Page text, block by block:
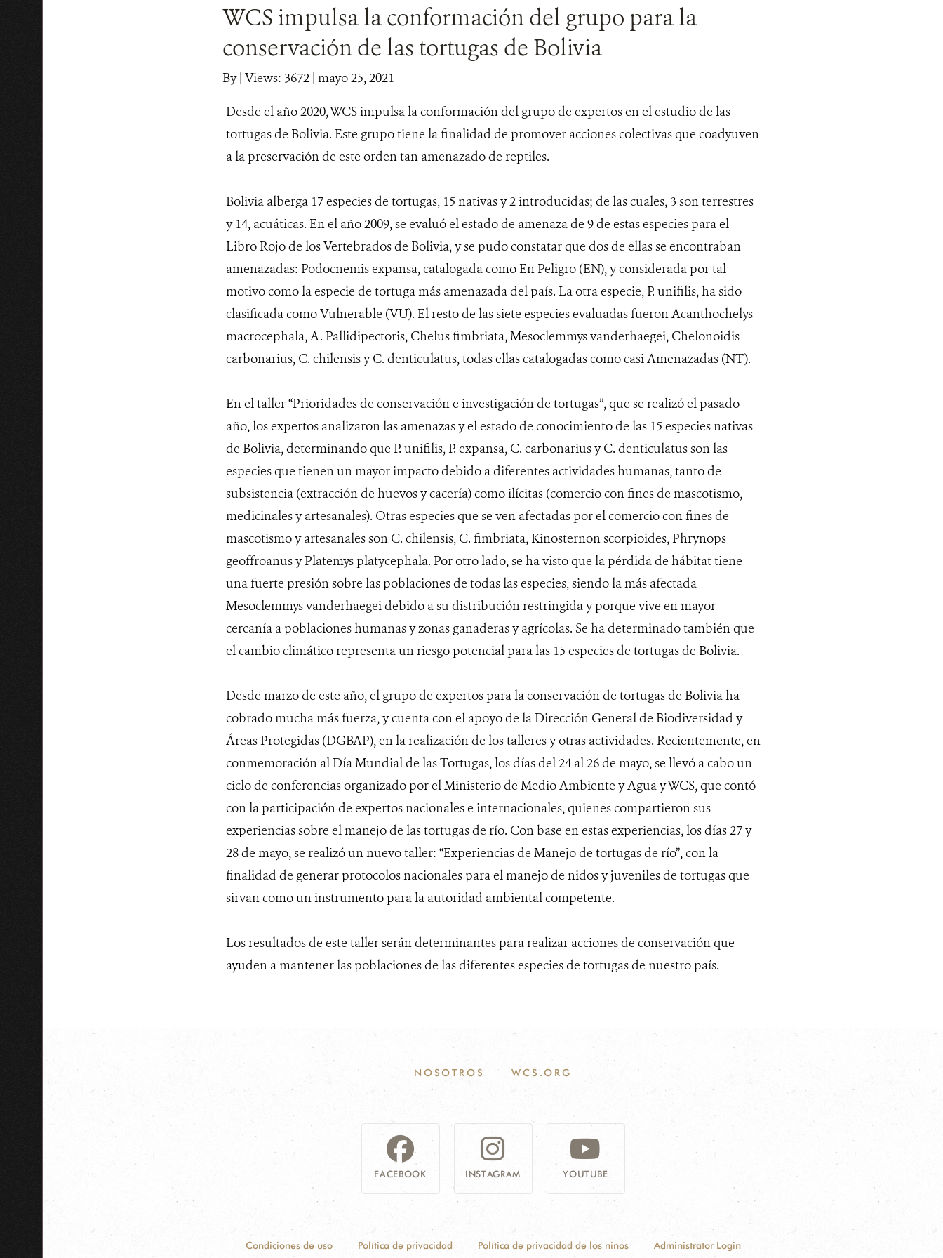
WCS impulsa la conformación del grupo para la
conservación de las tortugas de Bolivia
By| Views: 3672| mayo 25, 2021
Desde el año 2020, WCS impulsa la conformación del grupo de expertos en el estudio de las
tortugas de Bolivia. Este grupo tiene la finalidad de promover acciones colectivas que coadyuven
a la preservación de este orden tan amenazado de reptiles.
Bolivia alberga 17 especies de tortugas, 15 nativas y 2 introducidas; de las cuales, 3 son terrestres
y 14, acuáticas. En el año 2009, se evaluó el estado de amenaza de 9 de estas especies para el
Libro Rojo de los Vertebrados de Bolivia, y se pudo constatar que dos de ellas se encontraban
amenazadas: Podocnemis expansa, catalogada como En Peligro (EN), y considerada por tal
motivo como la especie de tortuga más amenazada del país. La otra especie, P. unifilis, ha sido
clasificada como Vulnerable (VU). El resto de las siete especies evaluadas fueron Acanthochelys
macrocephala, A. Pallidipectoris, Chelus fimbriata, Mesoclemmys vanderhaegei, Chelonoidis
carbonarius, C. chilensis y C. denticulatus, todas ellas catalogadas como casi Amenazadas (NT).
En el taller “Prioridades de conservación e investigación de tortugas”, que se realizó el pasado
año, los expertos analizaron las amenazas y el estado de conocimiento de las 15 especies nativas
de Bolivia, determinando que P. unifilis, P. expansa, C. carbonarius y C. denticulatus son las
especies que tienen un mayor impacto debido a diferentes actividades humanas, tanto de
subsistencia (extracción de huevos y cacería) como ilícitas (comercio con fines de mascotismo,
medicinales y artesanales). Otras especies que se ven afectadas por el comercio con fines de
mascotismo y artesanales son C. chilensis, C. fimbriata, Kinosternon scorpioides, Phrynops
geoffroanus y Platemys platycephala. Por otro lado, se ha visto que la pérdida de hábitat tiene
una fuerte presión sobre las poblaciones de todas las especies, siendo la más afectada
Mesoclemmys vanderhaegei debido a su distribución restringida y porque vive en mayor
cercanía a poblaciones humanas y zonas ganaderas y agrícolas. Se ha determinado también que
el cambio climático representa un riesgo potencial para las 15 especies de tortugas de Bolivia.
Desde marzo de este año, el grupo de expertos para la conservación de tortugas de Bolivia ha
cobrado mucha más fuerza, y cuenta con el apoyo de la Dirección General de Biodiversidad y
Áreas Protegidas (DGBAP), en la realización de los talleres y otras actividades. Recientemente, en
conmemoración al Día Mundial de las Tortugas, los días del 24 al 26 de mayo, se llevó a cabo un
ciclo de conferencias organizado por el Ministerio de Medio Ambiente y Agua y WCS, que contó
con la participación de expertos nacionales e internacionales, quienes compartieron sus
experiencias sobre el manejo de las tortugas de río. Con base en estas experiencias, los días 27 y
28 de mayo, se realizó un nuevo taller: “Experiencias de Manejo de tortugas de río”, con la
finalidad de generar protocolos nacionales para el manejo de nidos y juveniles de tortugas que
sirvan como un instrumento para la autoridad ambiental competente.
Los resultados de este taller serán determinantes para realizar acciones de conservación que
ayuden a mantener las poblaciones de las diferentes especies de tortugas de nuestro país.
NOSOTROS WCS.ORG
FACEBOOK INSTAGRAM YOUTUBE
Condiciones de uso Política de privacidad Política de privacidad de los niños Administrator Login